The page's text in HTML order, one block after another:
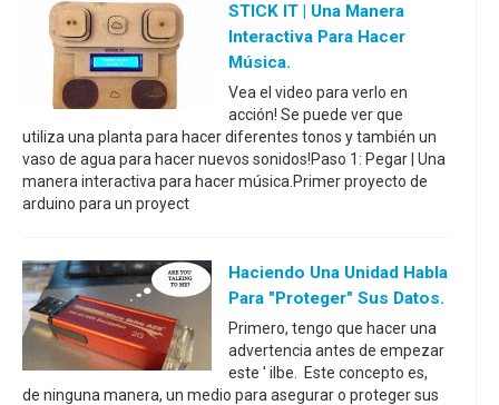
STICK IT | Una Manera
Interactiva Para Hacer
Música.
Vea el video para verlo en
acción! Se puede ver que
utiliza una planta para hacer diferentes tonos y también un
vaso de agua para hacer nuevos sonidos!Paso 1: Pegar | Una
manera interactiva para hacer música.Primer proyecto de
arduino para un proyect
Haciendo Una Unidad Habla
Para "proteger" Sus Datos.
Primero, tengo que hacer una
advertencia antes de empezar
este ' ilbe. Este concepto es,
de ninguna manera, un medio para asegurar o proteger sus